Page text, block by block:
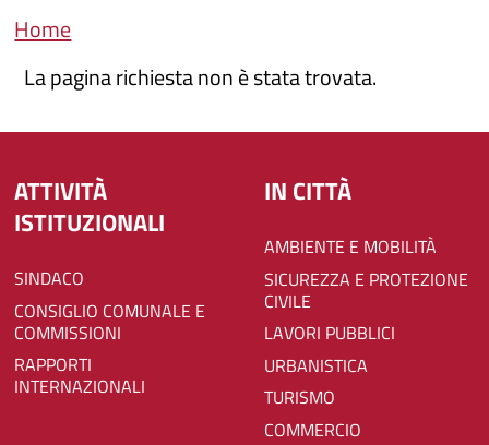
Briciole di pane
Home
La pagina richiesta non è stata trovata.
ATTIVITÀ
ISTITUZIONALI
SINDACO
CONSIGLIO COMUNALE E
COMMISSIONI
RAPPORTI
INTERNAZIONALI
IN CITTÀ
AMBIENTE E MOBILITÀ
SICUREZZA E PROTEZIONE
CIVILE
LAVORI PUBBLICI
URBANISTICA
TURISMO
COMMERCIO